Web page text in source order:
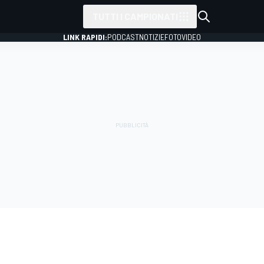
LINK RAPIDI:PODCASTNOTIZIEFOTOVIDEO